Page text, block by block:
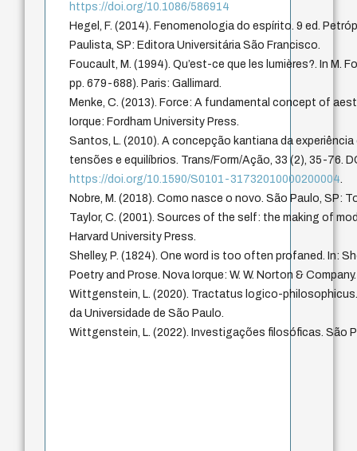
https://doi.org/10.1086/586914
Hegel, F. (2014). Fenomenologia do espírito. 9 ed.
Paulista, SP: Editora Universitária São Francisco.
Foucault, M. (1994). Qu’est-ce que les lumières?. In M.
pp. 679-688). Paris: Gallimard.
Menke, C. (2013). Force: A fundamental concept of
Iorque: Fordham University Press.
Santos, L. (2010). A concepção kantiana da
tensões e equilíbrios. Trans/Form/Ação, 33 (2), 35-76.
https://doi.org/10.1590/S0101-31732010000200004.
Nobre, M. (2018). Como nasce o novo. São Paulo, SP:
Taylor, C. (2001). Sources of the self: the making of
Harvard University Press.
Shelley, P. (1824). One word is too often profaned. In:
Poetry and Prose. Nova Iorque: W. W. Norton & Company.
Wittgenstein, L. (2020). Tractatus logico-
da Universidade de São Paulo.
Wittgenstein, L. (2022). Investigações filosóficas. São